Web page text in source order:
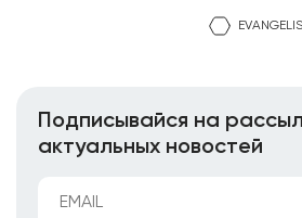
Подписывайся на
актуальных новостей